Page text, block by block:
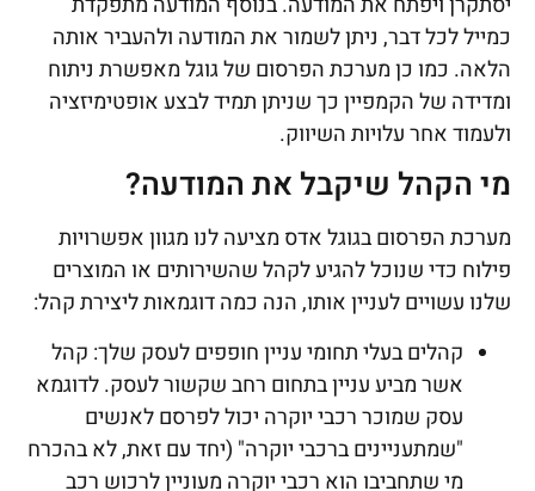
כמייל לכל דבר, ניתן לשמור את המודעה ולהעביר אותה
הלאה. כמו כן מערכת הפרסום של גוגל מאפשרת ניתוח
ומדידה של הקמפיין כך שניתן תמיד לבצע אופטימיזציה
ולעמוד אחר עלויות השיווק.
מי הקהל שיקבל את המודעה?
מערכת הפרסום בגוגל אדס מציעה לנו מגוון אפשרויות
פילוח כדי שנוכל להגיע לקהל שהשירותים או המוצרים
שלנו עשויים לעניין אותו, הנה כמה דוגמאות ליצירת קהל:
קהלים בעלי תחומי עניין חופפים לעסק שלך: קהל
אשר מביע עניין בתחום רחב שקשור לעסק. לדוגמא
עסק שמוכר רכבי יוקרה יכול לפרסם לאנשים
"שמתעניינים ברכבי יוקרה" (יחד עם זאת, לא בהכרח
מי שתחביבו הוא רכבי יוקרה מעוניין לרכוש רכב